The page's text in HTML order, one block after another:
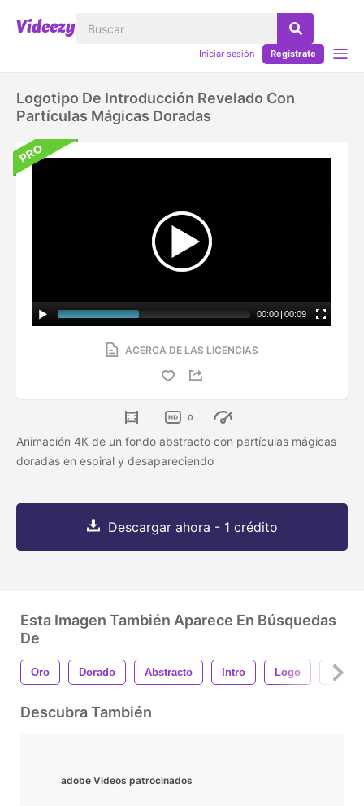
Iniciar sesión Regístrate
Logotipo De Introducción Revelado Con
Partículas Mágicas Doradas
00:00 | 00:09
ACERCA DE LAS LICENCIAS
0
Animación 4K de un fondo abstracto con partículas mágicas
doradas en espiral y desapareciendo
Descargar ahora - 1 crédito
Esta Imagen También Aparece En Búsquedas
De
Oro Dorado Abstracto Intro Logo
Descubra También
adobe Videos patrocinados